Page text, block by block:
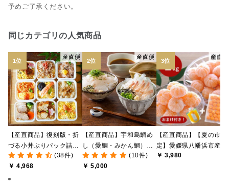
予めご了承ください。
同じカテゴリの人気商品
【産直商品】復刻版・折
づる小丼ぶりパック詰合
せ【送料込み/北海道・九
州・沖縄送料別途】【オ
ンライン限定】
(38件)
￥ 4,968
【産直商品】宇和島鯛め
し（愛鯛・みかん鯛）食
べ比べセット【愛媛の郷
土料理】【送料込み/北海
(10件)
￥ 5,000
【産直商品】【夏の市限
定】愛媛県八幡浜市産 皮
なし冷凍みかん 1kg ＋
￥ 3,980